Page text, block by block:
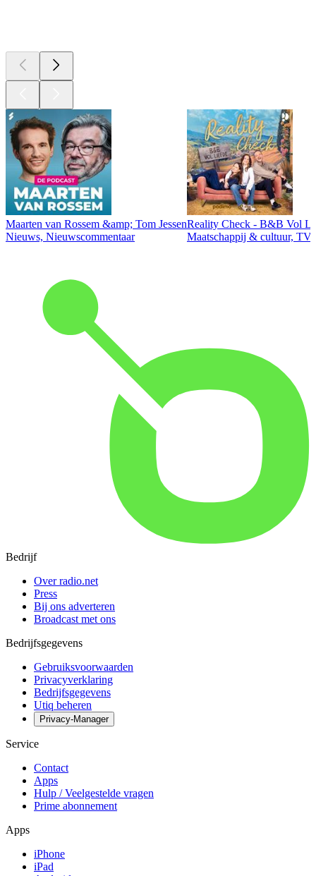
Maarten van Rossem &amp; Tom Jessen
Nieuws, Nieuwscommentaar
Reality Check - B&B Vol
Maatschappij & cultuur,
Bedrijf
Over radio.net
Press
Bij ons adverteren
Broadcast met ons
Bedrijfsgegevens
Gebruiksvoorwaarden
Privacyverklaring
Bedrijfsgegevens
Utiq beheren
Privacy-Manager
Service
Contact
Apps
Hulp / Veelgestelde vragen
Prime abonnement
Apps
iPhone
iPad